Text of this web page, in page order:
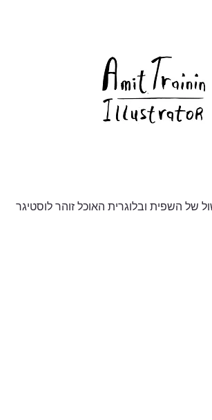
של השפית ובלוגרית האוכל זוהר לוסטיגר